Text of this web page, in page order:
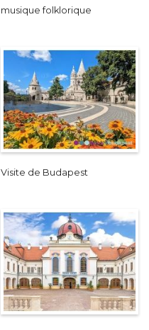
musique folklorique
Visite de Budapest